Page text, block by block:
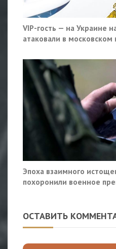
VIP-гость — на Украине
атаковали в московском
Эпоха взаимного
похоронили военное
ОСТАВИТЬ